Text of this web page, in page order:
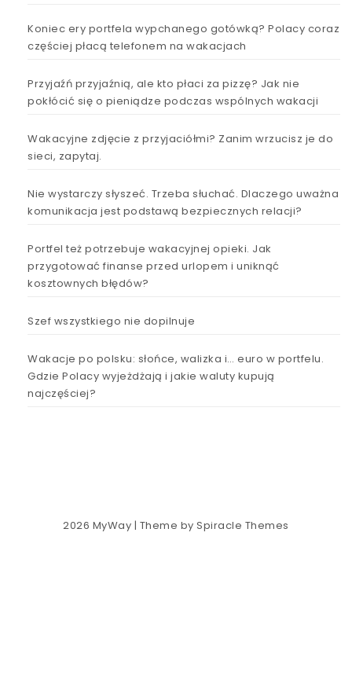
Koniec ery portfela wypchanego gotówką? Polacy coraz
częściej płacą telefonem na wakacjach
Przyjaźń przyjaźnią, ale kto płaci za pizzę? Jak nie
pokłócić się o pieniądze podczas wspólnych wakacji
Wakacyjne zdjęcie z przyjaciółmi? Zanim wrzucisz je do
sieci, zapytaj.
Nie wystarczy słyszeć. Trzeba słuchać. Dlaczego uważna
komunikacja jest podstawą bezpiecznych relacji?
Portfel też potrzebuje wakacyjnej opieki. Jak
przygotować finanse przed urlopem i uniknąć
kosztownych błędów?
Szef wszystkiego nie dopilnuje
Wakacje po polsku: słońce, walizka i… euro w portfelu.
Gdzie Polacy wyjeżdżają i jakie waluty kupują
najczęściej?
2026 MyWay | Theme bySpiracle Themes